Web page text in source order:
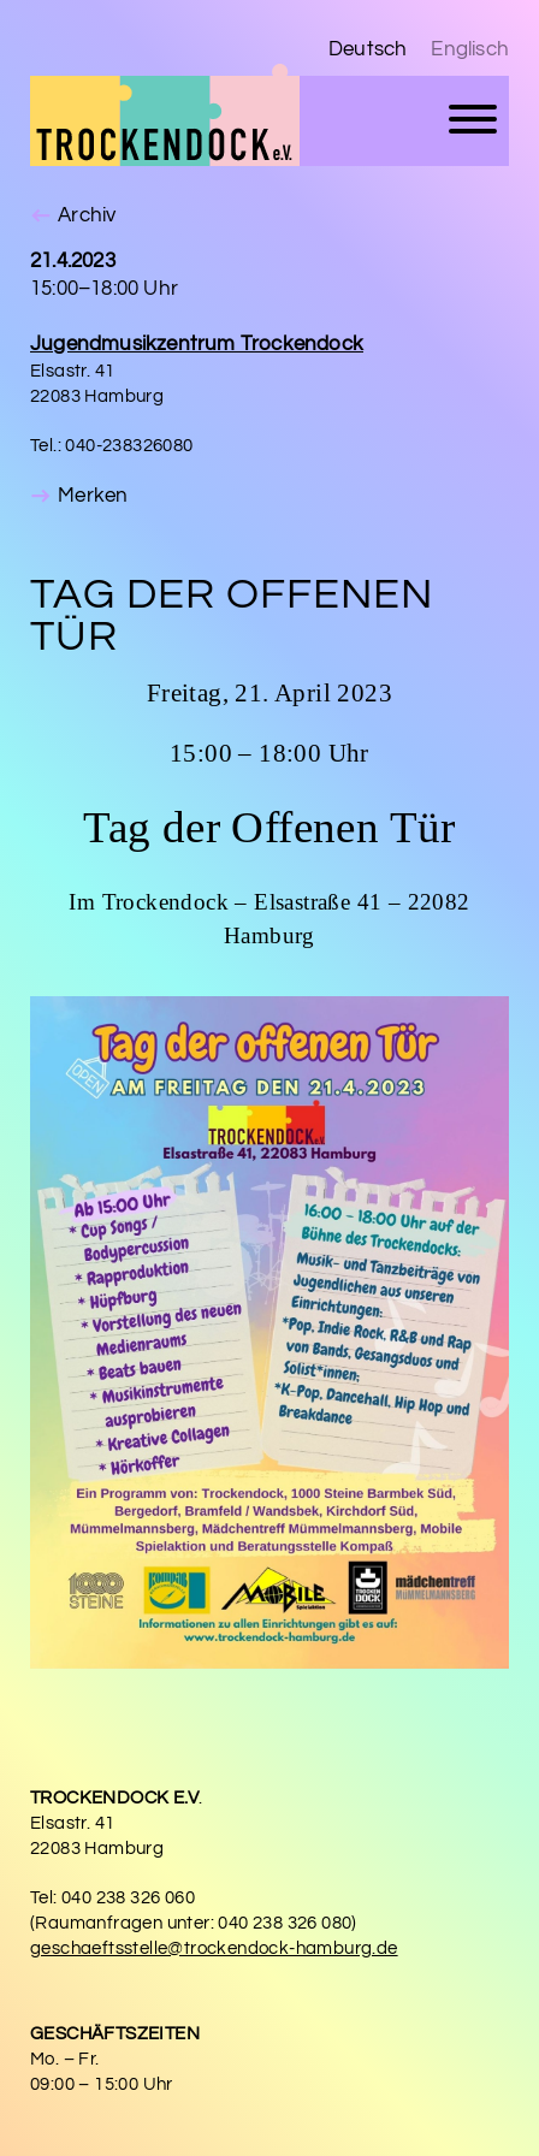
Deutsch Englisch
Archiv
21.4.2023
15:00–18:00 Uhr
Jugendmusikzentrum Trockendock
Elsastr. 41
22083 Hamburg
Tel.: 040-238326080
Merken
TAG DER OFFENEN
TÜR
Freitag, 21. April 2023
15:00 – 18:00 Uhr
Tag der Offenen Tür
Im Trockendock – Elsastraße 41 – 22082
Hamburg
TROCKENDOCK E.V.
Elsastr. 41
22083 Hamburg
Tel: 040 238 326 060
(Raumanfragen unter: 040 238 326 080)
geschaeftsstelle@trockendock-hamburg.de
GESCHÄFTSZEITEN
Mo. – Fr.
09:00 – 15:00 Uhr